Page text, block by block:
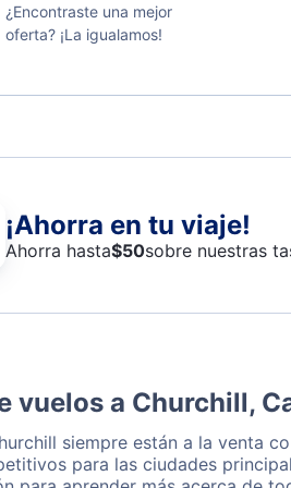
¿Encontraste una mejor
oferta? ¡La igualamos!
¡Ahorra en tu viaje!
Ahorra hasta$50sobre nuestras
vuelos a Churchill,
siempre están a la venta
para las ciudades